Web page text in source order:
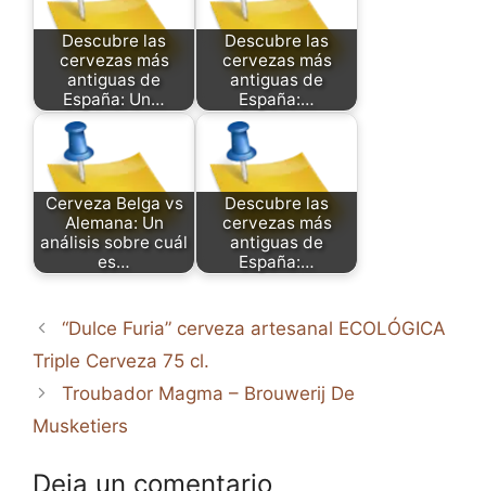
Descubre las
cervezas más
antiguas de
España: Un…
Descubre las
cervezas más
antiguas de
España:…
Cerveza Belga vs
Alemana: Un
análisis sobre cuál
es…
Descubre las
cervezas más
antiguas de
España:…
“Dulce Furia” cerveza artesanal ECOLÓGICA
Triple Cerveza 75 cl.
Troubador Magma – Brouwerij De
Musketiers
Deja un comentario